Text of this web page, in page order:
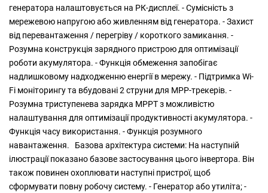
генератора налаштовується на РК-дисплеї. - Сумісність з
мережевою напругою або живленням від генератора. - Захист
від перевантаження / перегріву / короткого замикання. -
Розумна конструкція зарядного пристрою для оптимізації
роботи акумулятора. - Функція обмеження запобігає
надлишковому надходженню енергії в мережу. - Підтримка Wi-
Fi моніторингу та вбудовані 2 струни для MPP-трекерів. -
Розумна триступенева зарядка MPPT з можливістю
налаштування для оптимізації продуктивності акумулятора. -
Функція часу використання. - Функція розумного
навантаження. Базова архітектура системи: На наступній
ілюстрації показано базове застосування цього інвертора. Він
також повинен охоплювати наступні пристрої, щоб
сформувати повну робочу систему. - Генератор або утиліта; -